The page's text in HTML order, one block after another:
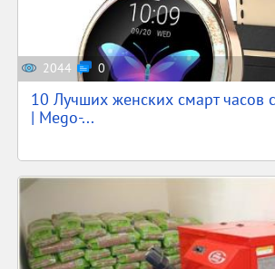
2044 0
10 Лучших женских смарт часов
| Mego-...